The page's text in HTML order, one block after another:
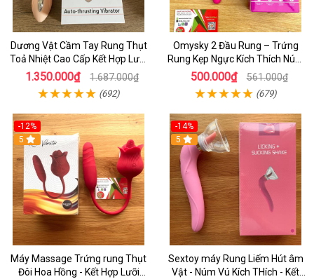
Dương Vật Cầm Tay Rung Thụt
Toả Nhiệt Cao Cấp Kết Hợp Lưỡi
Liếm Siêu Mềm - Vibrator Evo
mars - sextoy cho nữ
1.350.000₫ 1.687.000₫
(692)
Omysky 2 Đầu Rung – Trứng
Rung Kẹp Ngực Kích Thích Núm
Vú 10 Chế Độ Sướng Tê Người
500.000₫ 561.000₫
(679)
-12%
5
Máy Massage Trứng rung Thụt
Đôi Hoa Hồng - Kết Hợp Lưỡi
-14%
5
Sextoy máy Rung Liếm Hút âm
Vật - Núm Vú Kích THích - Kết